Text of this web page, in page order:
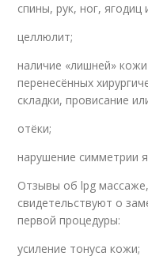
спины, рук, ног, ягодиц
целлюлит;
наличие «лишней»
перенесённых
складки, провисание
отёки;
нарушение симметрии
Отзывы об lpg
свидетельствуют о
первой процедуры:
усиление тонуса кожи;